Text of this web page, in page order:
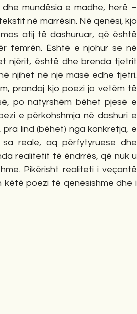
mundësia e madhe, herë –
në marrësin. Në qenësi, kjo
atij të dashuruar, që është
femrën. Është e njohur se në
njërit, është dhe brenda tjetrit
njihet në një masë edhe tjetri.
prandaj kjo poezi jo vetëm të
po natyrshëm bëhet pjesë e
e përkohshmja në dashuri e
lind (bëhet) nga konkretja, e
sa reale, aq përfytyruese dhe
realitetit të ëndrrës, që nuk u
Pikërisht realiteti i veçantë
këtë poezi të qenësishme dhe i